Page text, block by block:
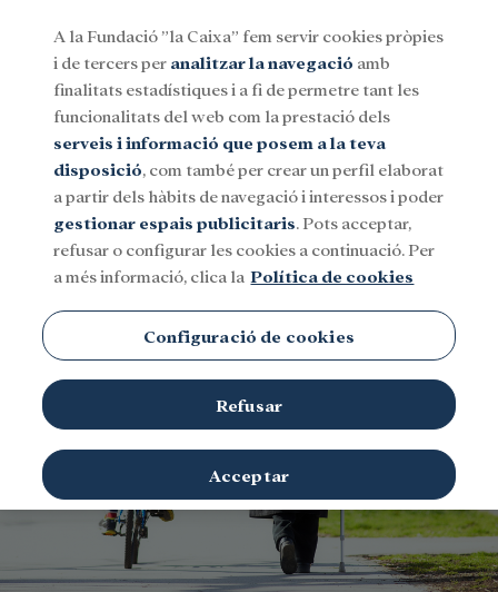
Menu
SocialInvestigació i bequesCultura
A la Fundació ”la Caixa” fem servir cookies pròpies
i de tercers per analitzar la navegació amb
finalitats estadístiques i a fi de permetre tant les
funcionalitats del web com la prestació dels
serveis i informació que posem a la teva
disposició, com també per crear un perfil elaborat
a partir dels hàbits de navegació i interessos i poder
gestionar espais publicitaris. Pots acceptar,
refusar o configurar les cookies a continuació. Per
a més informació, clica la Política de cookies
Configuració de cookies
Refusar
Acceptar